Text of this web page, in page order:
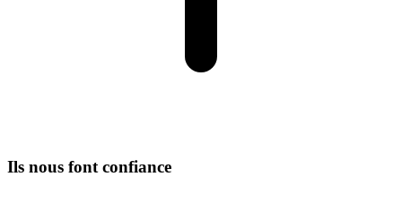
Ils nous font confiance